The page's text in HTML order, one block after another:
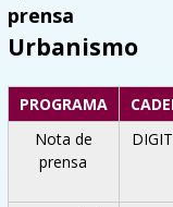
prensa
Urbanismo
PROGRAMA
Nota de
prensa